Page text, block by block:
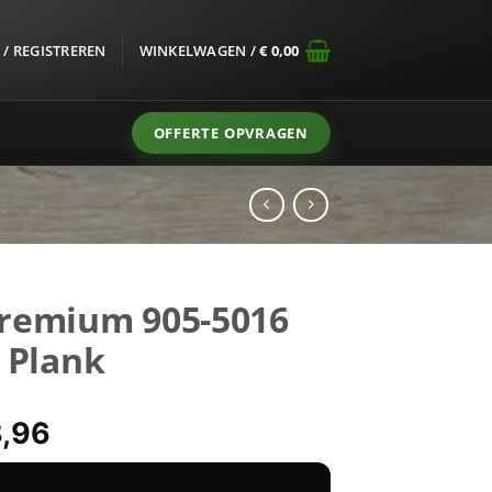
REGISTREREN WINKELWAGEN /€0,00
OFFERTE OPVRAGEN
905-5016
Plank
Huidige
prijs